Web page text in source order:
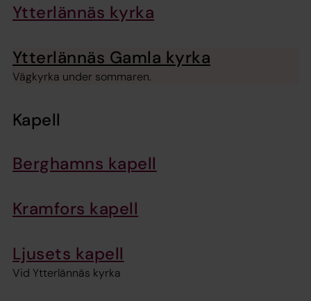
Ytterlännäs kyrka
Ytterlännäs Gamla kyrka
Vägkyrka under sommaren.
Kapell
Berghamns kapell
Kramfors kapell
Ljusets kapell
Vid Ytterlännäs kyrka